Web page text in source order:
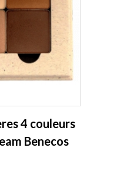
4 couleurs
Benecos